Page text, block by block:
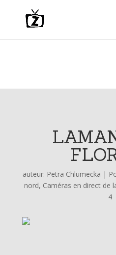
auteur: Petra Chlumecka |
nord, Caméras en direct de
4